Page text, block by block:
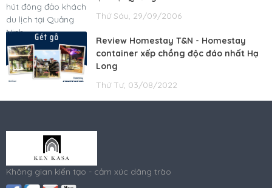
Thứ Sáu, 29/09/2006
Review Homestay T&N - Homestay
container xếp chồng độc đáo nhất Hạ
Long
Thứ Tư, 03/08/2022
Không gian kiến tạo - cảm xúc dâng trào